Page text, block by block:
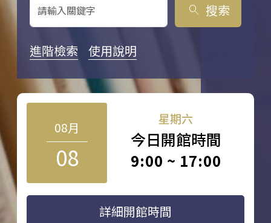
search 搜索
進階檢索 使用說明
08月
08
星期六
今日開館時間
9:00 ~ 17:00
詳細開館時間